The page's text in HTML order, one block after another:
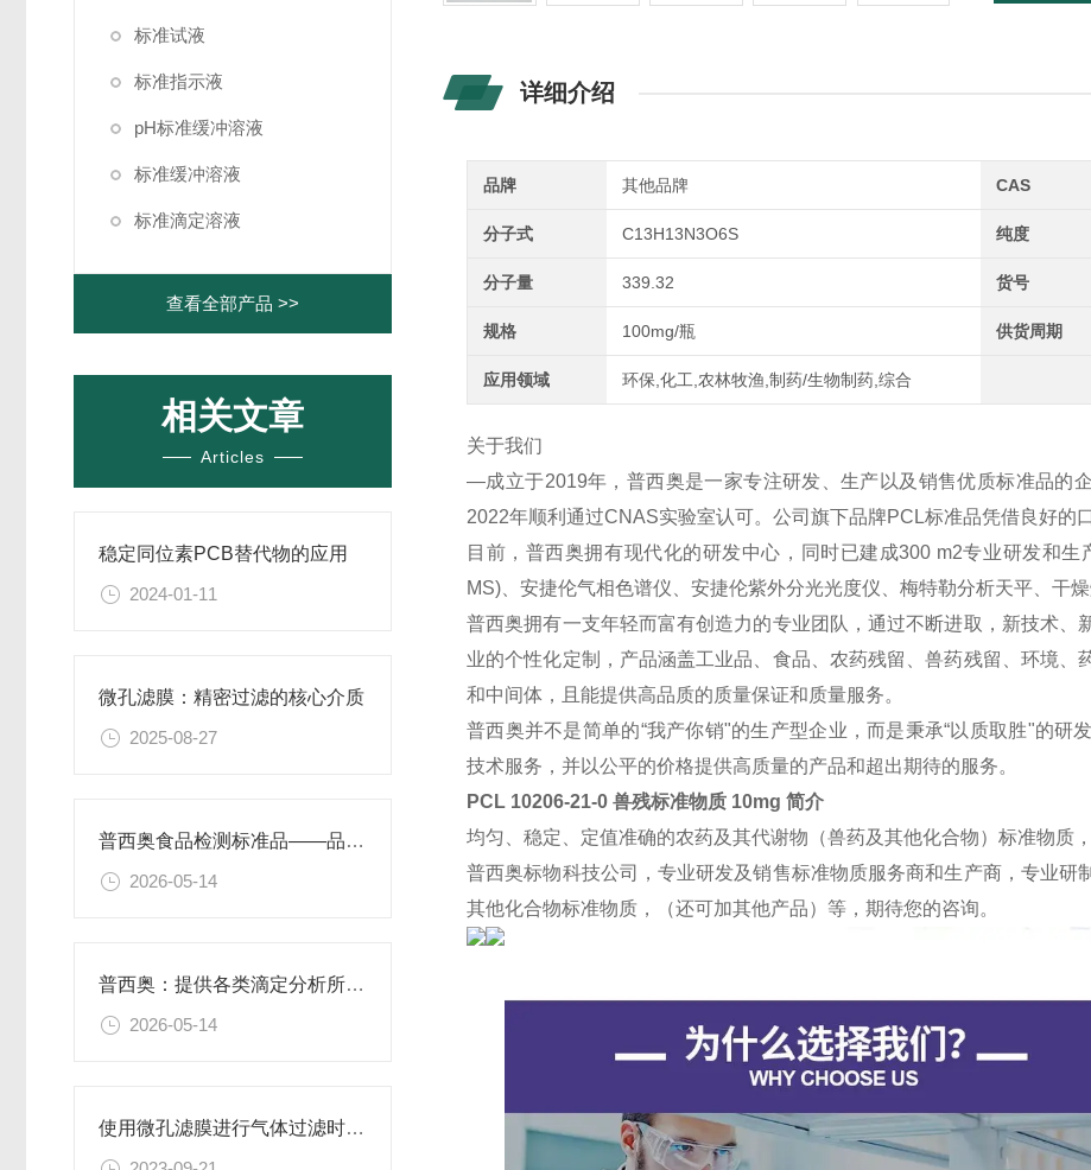
标准试液
标准指示液
pH标准缓冲溶液
标准缓冲溶液
标准滴定溶液
查看全部产品 >>
相关文章
Articles
稳定同位素PCB替代物的应用
2024-01-11
微孔滤膜：精密过滤的核心介质​
2025-08-27
普西奥食品检测标准品——品类丰富，支持定制
2026-05-14
普西奥：提供各类滴定分析所需的全系列滴定液
2026-05-14
使用微孔滤膜进行气体过滤时，有哪些注意事项和常见问题需要关注？
详细介绍
品牌 其他品牌 CAS
分子式 C13H13N3O6S 纯度
分子量 339.32 货号
规格 100mg/瓶 供货周期
应用领域 环保,化工,农林牧渔,制药/生物制药,综合
关于我们
—成立于2019年，普西奥是一家专注研发、生产以及销售优质标准品的
2022年顺利通过CNAS实验室认可。公司旗下品牌PCL标准品凭借良好的
目前，普西奥拥有现代化的研发中心，同时已建成300 m2专业研发和
MS)、安捷伦气相色谱仪、安捷伦紫外分光光度仪、梅特勒分析天平、干
普西奥拥有一支年轻而富有创造力的专业团队，通过不断进取，新技术
业的个性化定制，产品涵盖工业品、食品、农药残留、兽药残留、环境
和中间体，且能提供高品质的质量保证和质量服务。
普西奥并不是简单的“我产你销"的生产型企业，而是秉承“以质取胜"的研
技术服务，并以公平的价格提供高质量的产品和超出期待的服务。
PCL 10206-21-0 兽残标准物质 10mg简介
均匀、稳定、定值准确的农药及其代谢物（兽药及其他化合物）标准物质
普西奥标物科技公司，专业研发及销售标准物质服务商和生产商，专业研
其他化合物标准物质，（还可加其他产品）等，期待您的咨询。